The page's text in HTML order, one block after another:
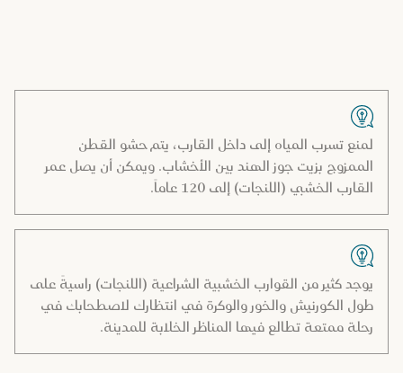
لمنع تسرب المياه إلى داخل القارب، يتم حشو القطن
الممزوج بزيت جوز الهند بين الأخشاب. ويمكن أن يصل عمر
القارب الخشبي (اللنجات) إلى 120 عاماً.
يوجد كثير من القوارب الخشبية الشراعية (اللنجات) راسيةً على
طول الكورنيش والخور والوكرة في انتظارك لاصطحابك في
رحلة ممتعة تطالع فيها المناظر الخلابة للمدينة.